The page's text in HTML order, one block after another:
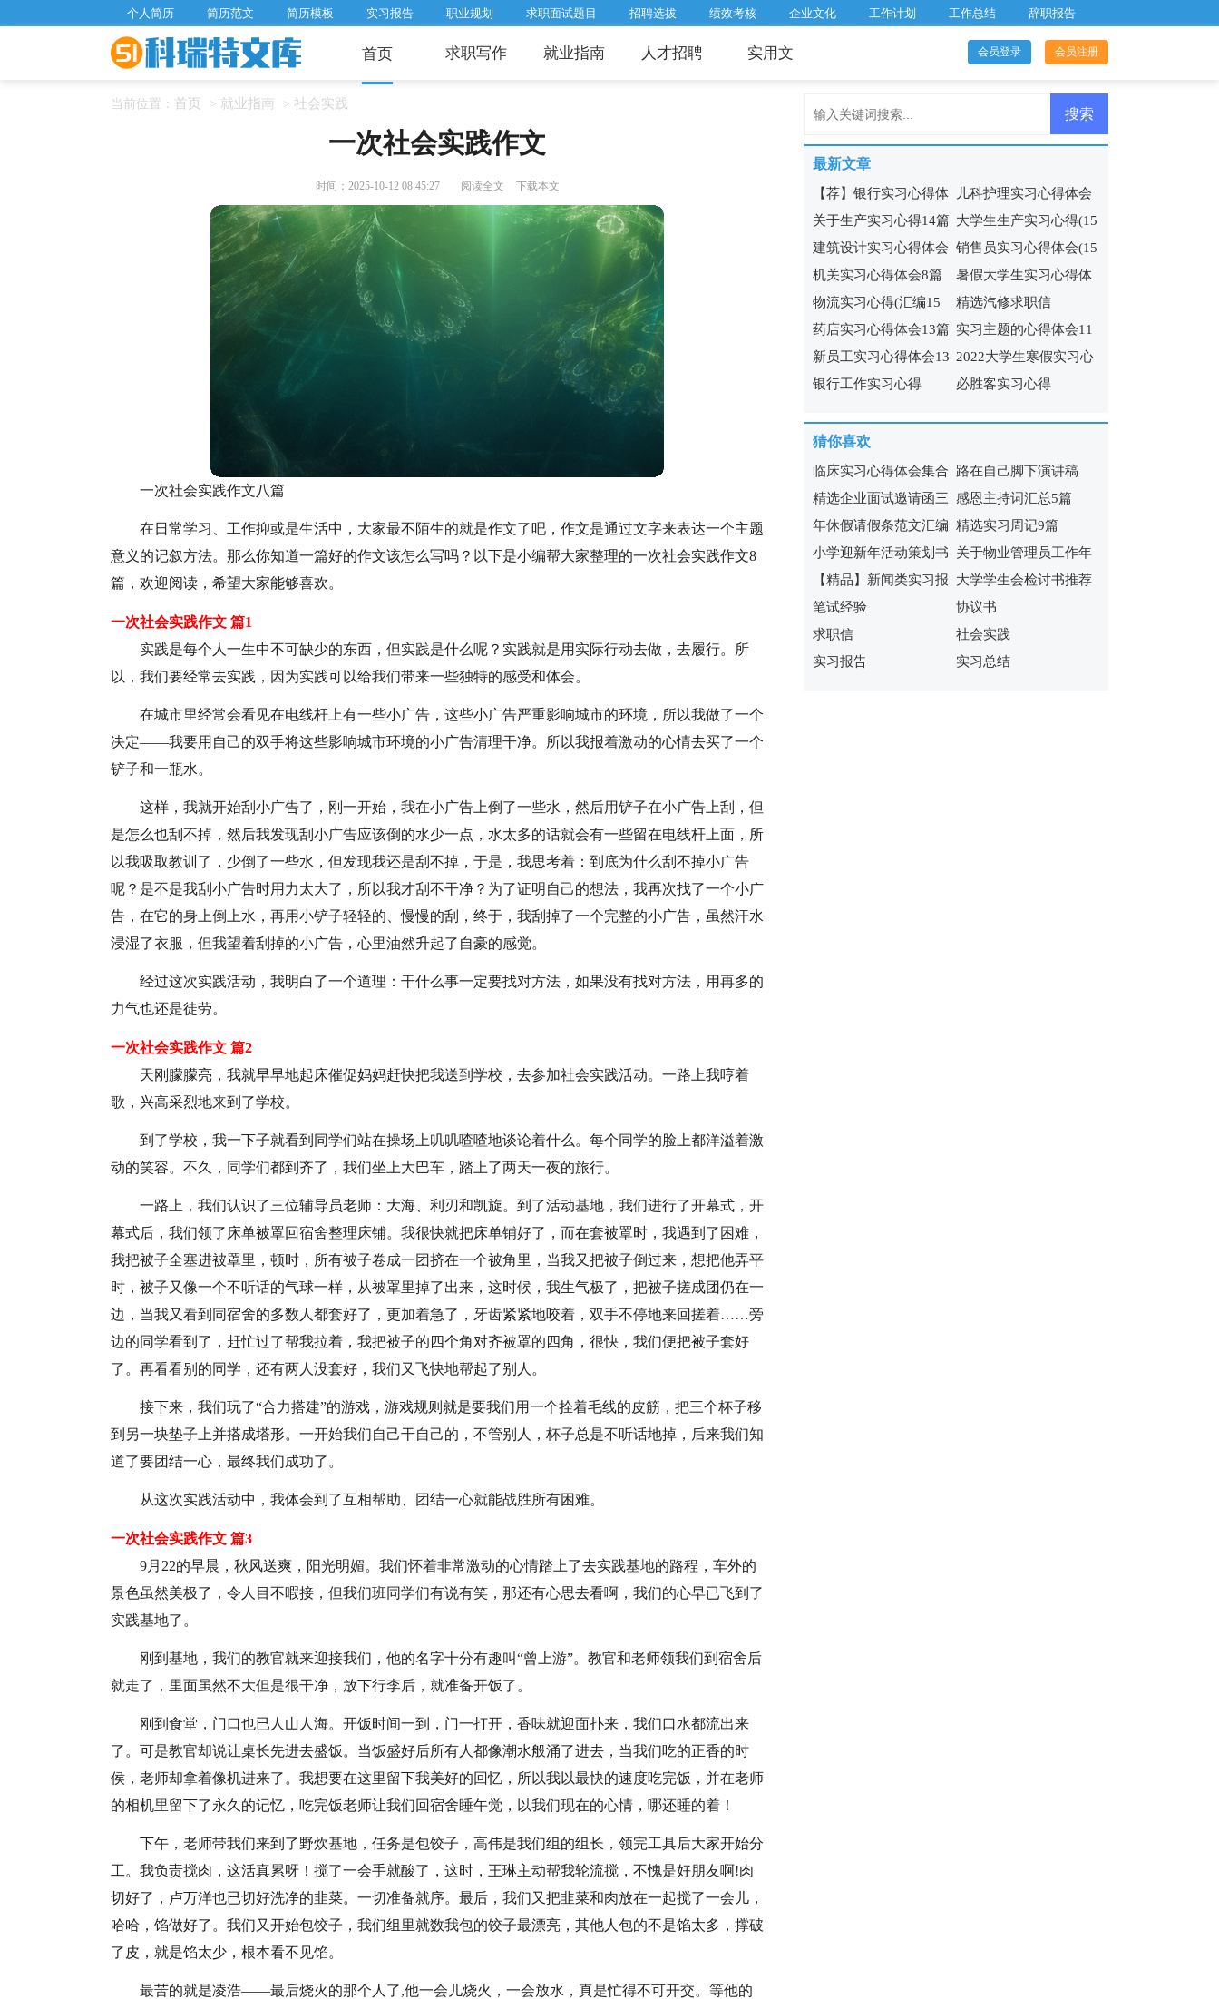
个人简历 简历范文 简历模板 实习报告 职业规划 求职面试题目 招聘选拔 绩效考核 企业文化 工作计划 工作总结 辞职报告
首页 求职写作 就业指南 人才招聘 实用文 会员登录 会员注册
当前位置： 首页 > 就业指南 > 社会实践
一次社会实践作文
时间：2025-10-12 08:45:27 阅读全文 下载本文
一次社会实践作文八篇
在日常学习、工作抑或是生活中，大家最不陌生的就是作文了吧，作文是通过文字来表达一个主题
意义的记叙方法。那么你知道一篇好的作文该怎么写吗？以下是小编帮大家整理的一次社会实践作文8
篇，欢迎阅读，希望大家能够喜欢。
一次社会实践作文 篇1
实践是每个人一生中不可缺少的东西，但实践是什么呢？实践就是用实际行动去做，去履行。所
以，我们要经常去实践，因为实践可以给我们带来一些独特的感受和体会。
在城市里经常会看见在电线杆上有一些小广告，这些小广告严重影响城市的环境，所以我做了一个
决定——我要用自己的双手将这些影响城市环境的小广告清理干净。所以我报着激动的心情去买了一个
铲子和一瓶水。
这样，我就开始刮小广告了，刚一开始，我在小广告上倒了一些水，然后用铲子在小广告上刮，但
是怎么也刮不掉，然后我发现刮小广告应该倒的水少一点，水太多的话就会有一些留在电线杆上面，所
以我吸取教训了，少倒了一些水，但发现我还是刮不掉，于是，我思考着：到底为什么刮不掉小广告
呢？是不是我刮小广告时用力太大了，所以我才刮不干净？为了证明自己的想法，我再次找了一个小广
告，在它的身上倒上水，再用小铲子轻轻的、慢慢的刮，终于，我刮掉了一个完整的小广告，虽然汗水
浸湿了衣服，但我望着刮掉的小广告，心里油然升起了自豪的感觉。
经过这次实践活动，我明白了一个道理：干什么事一定要找对方法，如果没有找对方法，用再多的
力气也还是徒劳。
一次社会实践作文 篇2
天刚朦朦亮，我就早早地起床催促妈妈赶快把我送到学校，去参加社会实践活动。一路上我哼着
歌，兴高采烈地来到了学校。
到了学校，我一下子就看到同学们站在操场上叽叽喳喳地谈论着什么。每个同学的脸上都洋溢着激
动的笑容。不久，同学们都到齐了，我们坐上大巴车，踏上了两天一夜的旅行。
一路上，我们认识了三位辅导员老师：大海、利刃和凯旋。到了活动基地，我们进行了开幕式，开
幕式后，我们领了床单被罩回宿舍整理床铺。我很快就把床单铺好了，而在套被罩时，我遇到了困难，
我把被子全塞进被罩里，顿时，所有被子卷成一团挤在一个被角里，当我又把被子倒过来，想把他弄平
时，被子又像一个不听话的气球一样，从被罩里掉了出来，这时候，我生气极了，把被子搓成团仍在一
边，当我又看到同宿舍的多数人都套好了，更加着急了，牙齿紧紧地咬着，双手不停地来回搓着……旁
边的同学看到了，赶忙过了帮我拉着，我把被子的四个角对齐被罩的四角，很快，我们便把被子套好
了。再看看别的同学，还有两人没套好，我们又飞快地帮起了别人。
接下来，我们玩了“合力搭建”的游戏，游戏规则就是要我们用一个拴着毛线的皮筋，把三个杯子移
到另一块垫子上并搭成塔形。一开始我们自己干自己的，不管别人，杯子总是不听话地掉，后来我们知
道了要团结一心，最终我们成功了。
从这次实践活动中，我体会到了互相帮助、团结一心就能战胜所有困难。
一次社会实践作文 篇3
9月22的早晨，秋风送爽，阳光明媚。我们怀着非常激动的心情踏上了去实践基地的路程，车外的
景色虽然美极了，令人目不暇接，但我们班同学们有说有笑，那还有心思去看啊，我们的心早已飞到了
实践基地了。
刚到基地，我们的教官就来迎接我们，他的名字十分有趣叫“曾上游”。教官和老师领我们到宿舍后
就走了，里面虽然不大但是很干净，放下行李后，就准备开饭了。
刚到食堂，门口也已人山人海。开饭时间一到，门一打开，香味就迎面扑来，我们口水都流出来
了。可是教官却说让桌长先进去盛饭。当饭盛好后所有人都像潮水般涌了进去，当我们吃的正香的时
侯，老师却拿着像机进来了。我想要在这里留下我美好的回忆，所以我以最快的速度吃完饭，并在老师
的相机里留下了永久的记忆，吃完饭老师让我们回宿舍睡午觉，以我们现在的心情，哪还睡的着！
下午，老师带我们来到了野炊基地，任务是包饺子，高伟是我们组的组长，领完工具后大家开始分
工。我负责搅肉，这活真累呀！搅了一会手就酸了，这时，王琳主动帮我轮流搅，不愧是好朋友啊!肉
切好了，卢万洋也已切好洗净的韭菜。一切准备就序。最后，我们又把韭菜和肉放在一起搅了一会儿，
哈哈，馅做好了。我们又开始包饺子，我们组里就数我包的饺子最漂亮，其他人包的不是馅太多，撑破
了皮，就是馅太少，根本看不见馅。
最苦的就是凌浩——最后烧火的那个人了,他一会儿烧火，一会放水，真是忙得不可开交。等他的
最新文章
【荐】银行实习心得体
会
儿科护理实习心得体会
6篇
关于生产实习心得14篇 大学生生产实习心得(15
篇)
建筑设计实习心得体会
合集9篇
销售员实习心得体会(15
篇)
机关实习心得体会8篇
暑假大学生实习心得体
会15篇
物流实习心得(汇编15
篇)
精选汽修求职信
药店实习心得体会13篇 实习主题的心得体会11
篇
新员工实习心得体会13
篇
2022大学生寒假实习心
得15篇
银行工作实习心得 必胜客实习心得
猜你喜欢
临床实习心得体会集合
7篇
路在自己脚下演讲稿
精选企业面试邀请函三
篇
感恩主持词汇总5篇
年休假请假条范文汇编
10篇
精选实习周记9篇
小学迎新年活动策划书
关于物业管理员工作年
终总结4篇
【精品】新闻类实习报
告四篇
大学学生会检讨书推荐
笔试经验
协议书
求职信
社会实践
实习报告
实习总结